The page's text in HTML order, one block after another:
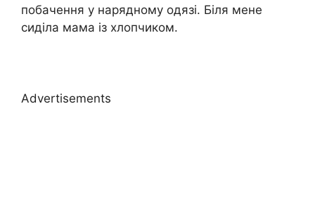
побачення у нарядному одязі. Біля мене
сиділа мама із хлопчиком.
Advertisements